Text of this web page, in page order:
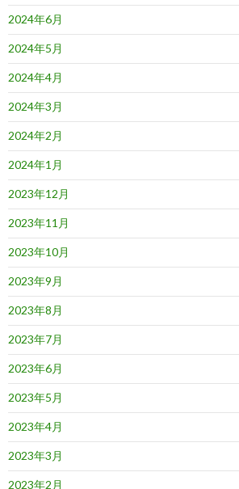
2024年6月
2024年5月
2024年4月
2024年3月
2024年2月
2024年1月
2023年12月
2023年11月
2023年10月
2023年9月
2023年8月
2023年7月
2023年6月
2023年5月
2023年4月
2023年3月
2023年2月